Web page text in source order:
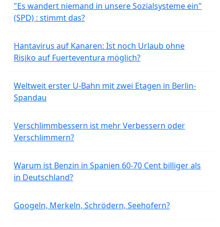
"Es wandert niemand in unsere Sozialsysteme ein"
(SPD) : stimmt das?
Hantavirus auf Kanaren: Ist noch Urlaub ohne
Risiko auf Fuerteventura möglich?
Weltweit erster U-Bahn mit zwei Etagen in Berlin-
Spandau
Verschlimmbessern ist mehr Verbessern oder
Verschlimmern?
Warum ist Benzin in Spanien 60-70 Cent billiger als
in Deutschland?
Googeln, Merkeln, Schrödern, Seehofern?